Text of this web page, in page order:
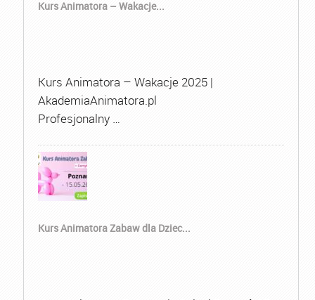
Kurs Animatora – Wakacje...
Kurs Animatora – Wakacje 2025 |
AkademiaAnimatora.pl
Profesjonalny …
Kurs Animatora Zabaw dla Dziec...